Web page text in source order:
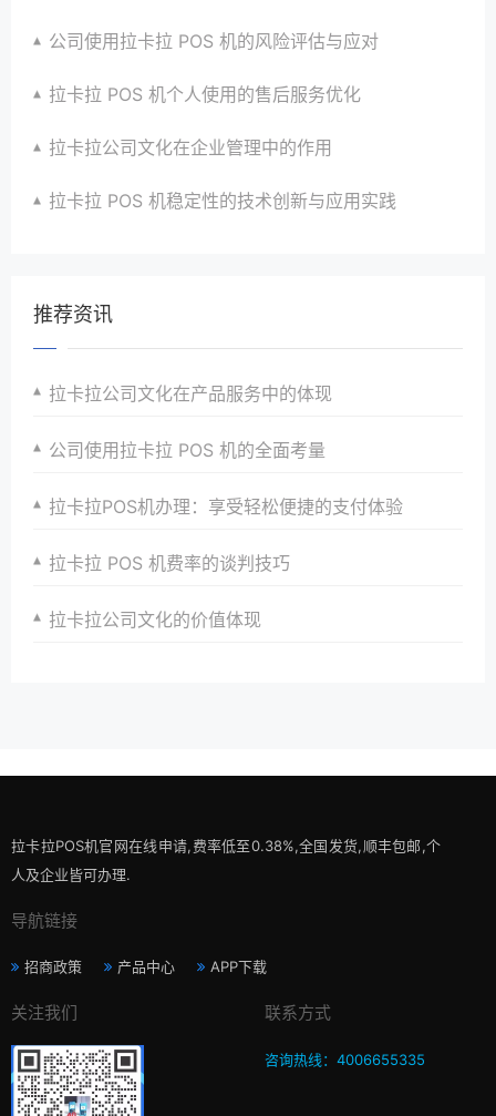
公司使用拉卡拉 POS 机的风险评估与应对
拉卡拉 POS 机个人使用的售后服务优化
拉卡拉公司文化在企业管理中的作用
拉卡拉 POS 机稳定性的技术创新与应用实践
推荐资讯
拉卡拉公司文化在产品服务中的体现
公司使用拉卡拉 POS 机的全面考量
拉卡拉POS机办理：享受轻松便捷的支付体验
拉卡拉 POS 机费率的谈判技巧
拉卡拉公司文化的价值体现
拉卡拉POS机官网在线申请,费率低至0.38%,全国发货,顺丰包邮,个
人及企业皆可办理.
导航链接
招商政策 产品中心 APP下载
关注我们 联系方式
咨询热线：4006655335